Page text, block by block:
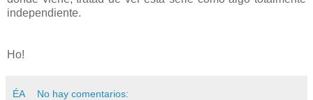
independiente.
Ho!
ÉA No hay comentarios: